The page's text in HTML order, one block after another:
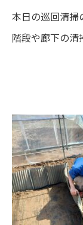
本日の巡回清掃
階段や廊下の清